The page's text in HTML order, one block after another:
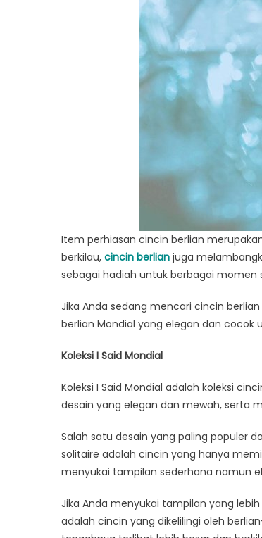
Item perhiasan cincin berlian
berkilau, cincin berlian juga
sebagai hadiah untuk berbagai momen
Jika Anda sedang mencari cincin
berlian Mondial yang elegan dan cocok
Koleksi I Said Mondial
Koleksi I Said Mondial adalah koleksi
desain yang elegan dan mewah, serta
Salah satu desain yang paling populer
solitaire adalah cincin yang hanya
menyukai tampilan sederhana namun
Jika Anda menyukai tampilan yang
adalah cincin yang dikelilingi oleh